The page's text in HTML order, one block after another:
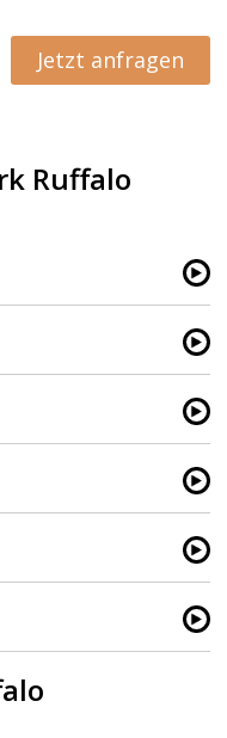
Jetzt anfragen
Ruffalo